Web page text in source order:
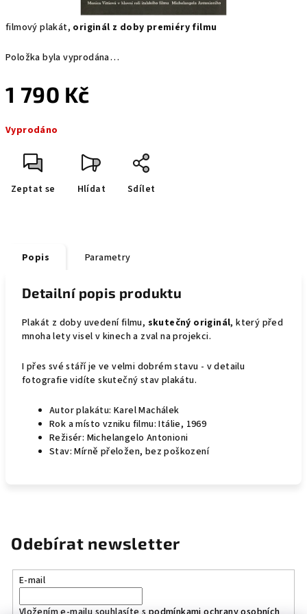
filmový plakát, originál z doby premiéry filmu
Položka byla vyprodána…
1 790 Kč
cena:
Vyprodáno
Zeptat se Hlídat Sdílet
Popis Parametry
Detailní popis produktu
Plakát z doby uvedení filmu, skutečný originál, který před
mnoha lety visel v kinech a zval na projekci.
I přes své stáří je ve velmi dobrém stavu - v detailu
fotografie vidíte skutečný stav plakátu.
Autor plakátu: Karel Machálek
Rok a místo vzniku filmu: Itálie, 1969
Režisér: Michelangelo Antonioni
Stav: Mírně přeložen, bez poškození
Odebírat newsletter
E-mail